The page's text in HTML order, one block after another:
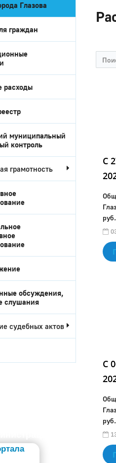
Глазова
граждан
расходы
муниципальный
контроль
грамотность
обсуждения,
слушания
судебных актов
C
руб.
C
руб.